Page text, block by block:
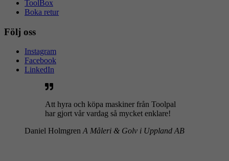
ToolBox
Boka retur
Följ oss
Instagram
Facebook
LinkedIn
Att hyra och köpa maskiner från Toolpal
har gjort vår vardag så mycket enklare!
Daniel Holmgren A Måleri & Golv i Uppland AB